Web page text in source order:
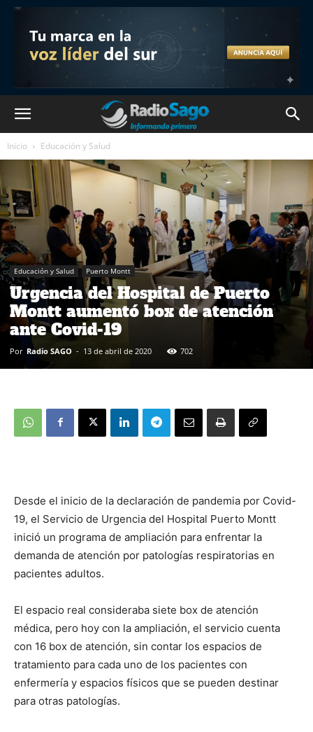
Inicio Educación y Salud
Educación y Salud Puerto Montt
Urgencia del Hospital de Puerto
Montt aumentó box de atención
ante Covid-19
Por Radio SAGO - 13 de abril de 2020 702
Desde el inicio de la declaración de pandemia por Covid-
19, el Servicio de Urgencia del Hospital Puerto Montt
inició un programa de ampliación para enfrentar la
demanda de atención por patologías respiratorias en
pacientes adultos.
El espacio real consideraba siete box de atención
médica, pero hoy con la ampliación, el servicio cuenta
con 16 box de atención, sin contar los espacios de
tratamiento para cada uno de los pacientes con
enfermería y espacios físicos que se pueden destinar
para otras patologías.